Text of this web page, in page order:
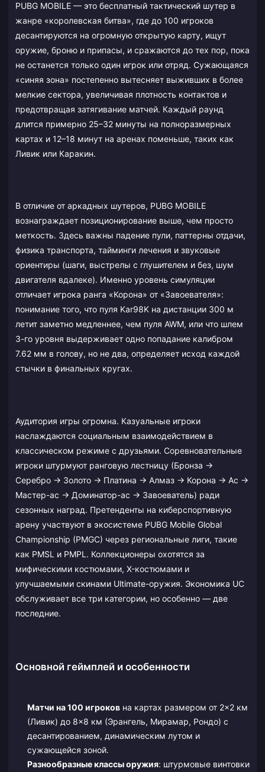
PUBG MOBILE — это бесплатный тактический шутер в
жанре «королевская битва», где до 100 игроков
десантируются на огромную открытую карту, ищут
оружие, броню и припасы, и сражаются до тех пор, пока
не останется только один игрок или отряд. Сужающаяся
«синяя зона» постепенно вытесняет выживших в более
мелкие сектора, увеличивая плотность контактов и
предотвращая затягивание матчей. Каждый раунд
длится примерно 25–32 минуты на полноразмерных
картах и 12–18 минут на аренах поменьше, таких как
Ливик или Каракин.
В отличие от аркадных шутеров, PUBG MOBILE
вознаграждает позиционирование выше, чем просто
меткость. Здесь важны падение пули, паттерны отдачи,
физика транспорта, тайминги лечения и звуковые
ориентиры (шаги, выстрелы с глушителем и без, шум
двигателя вдалеке). Именно уровень симуляции
отличает игрока ранга «Корона» от «Завоевателя»:
понимание того, что пуля Kar98K на дистанции 300 м
летит заметно медленнее, чем пуля AWM, или что шлем
3-го уровня выдерживает одно попадание калибром
7.62 мм в голову, но не два, определяет исход каждой
стычки в финальных кругах.
Аудитория игры огромна. Казуальные игроки
наслаждаются социальным взаимодействием в
классическом режиме с друзьями. Соревновательные
игроки штурмуют ранговую лестницу (Бронза →
Серебро → Золото → Платина → Алмаз → Корона → Ас →
Мастер-ас → Доминатор-ас → Завоеватель) ради
сезонных наград. Претенденты на киберспортивную
арену участвуют в экосистеме PUBG Mobile Global
Championship (PMGC) через региональные лиги, такие
как PMSL и PMPL. Коллекционеры охотятся за
мифическими костюмами, X-костюмами и
улучшаемыми скинами Ultimate-оружия. Экономика UC
обслуживает все три категории, но особенно — две
последние.
Основной геймплей и особенности
Матчи на 100 игроковна картах размером от 2×2 км
(Ливик) до 8×8 км (Эрангель, Мирамар, Рондо) с
десантированием, динамическим лутом и
сужающейся зоной.
Разнообразные классы оружия: штурмовые винтовки